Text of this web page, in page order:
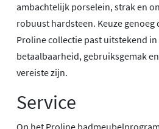
ambachtelijk porselein, strak en
robuust hardsteen. Keuze genoeg
Proline collectie past uitstekend
betaalbaarheid, gebruiksgemak
vereiste zijn.
Service